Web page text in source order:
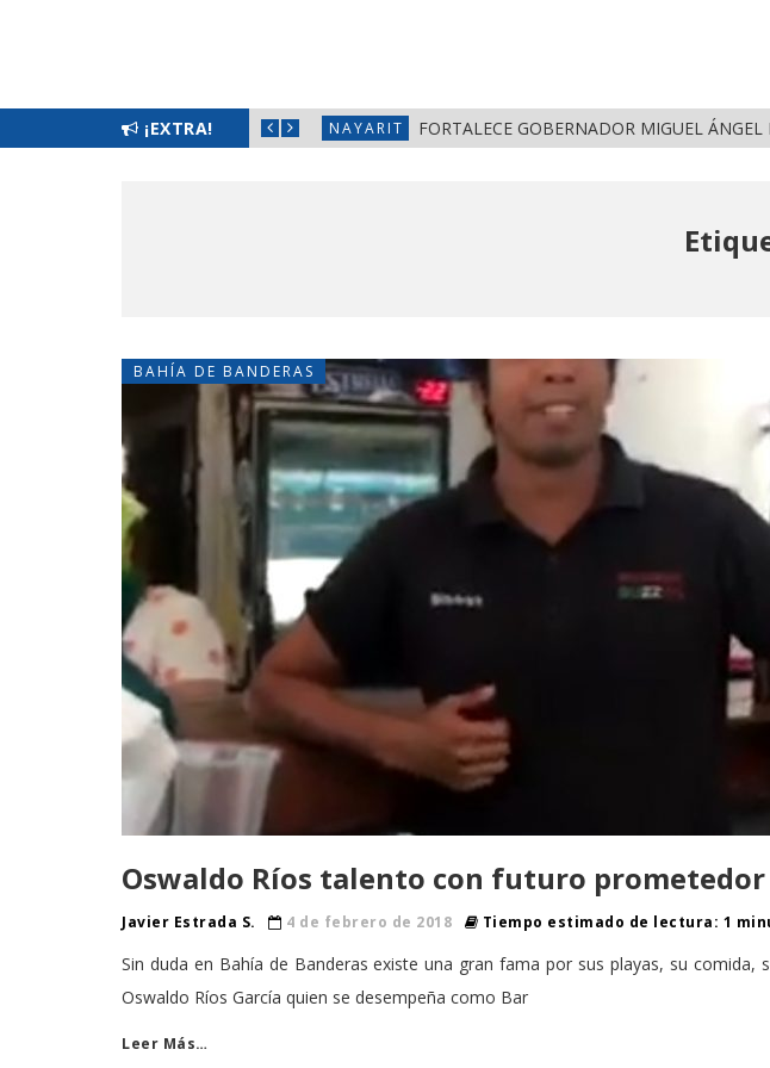
¡EXTRA!
BIENESTAR EN NAYARIT NAYARIT FORTALECE GOBERNADOR MIGUEL
BAHÍA DE BANDERAS
Oswaldo Ríos talento con futuro prometedor
Javier Estrada S. 4 de febrero de 2018 Tiempo estimado de lectura: 1
Sin duda en Bahía de Banderas existe una gran fama por sus playas, su comida,
Oswaldo Ríos García quien se desempeña como Bar
Leer Más…